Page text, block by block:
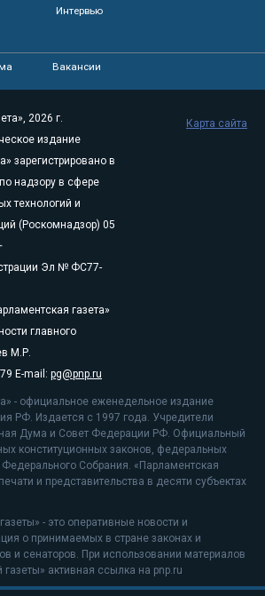
Интервью
Вакансии
2026 г.
издание
зарегистрировано в
надзору в сфере
технологий и
(Роскомнадзор) 05
Эл № ФС77-
газета»
главного
М.Р.
E-mail: pg@pnp.ru
- официальное еженедельное издание
РФ. Издается с 1997 года. Учредители
Дума и Совет Федерации РФ. Официальный
конституционных законов, федеральных
Федерального Собрания. «Парламентская
и представительства в десяти субъектах
- это оперативные новости и
о принимаемых в стране законах и
и сенаторов. При использовании материалов
активная ссылка на pnp.ru
Карта сайта